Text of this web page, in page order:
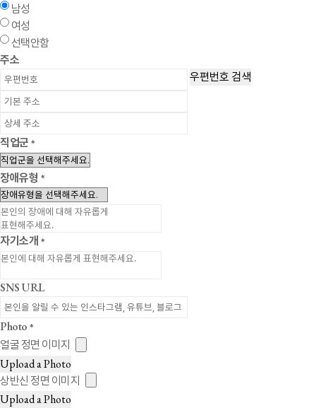
남성
여성
선택안함
주소
우편번호 검색
직업군*
장애유형 *
자기소개 *
SNS URL
Photo*
얼굴 정면 이미지
Upload a Photo
상반신 정면 이미지
Upload a Photo